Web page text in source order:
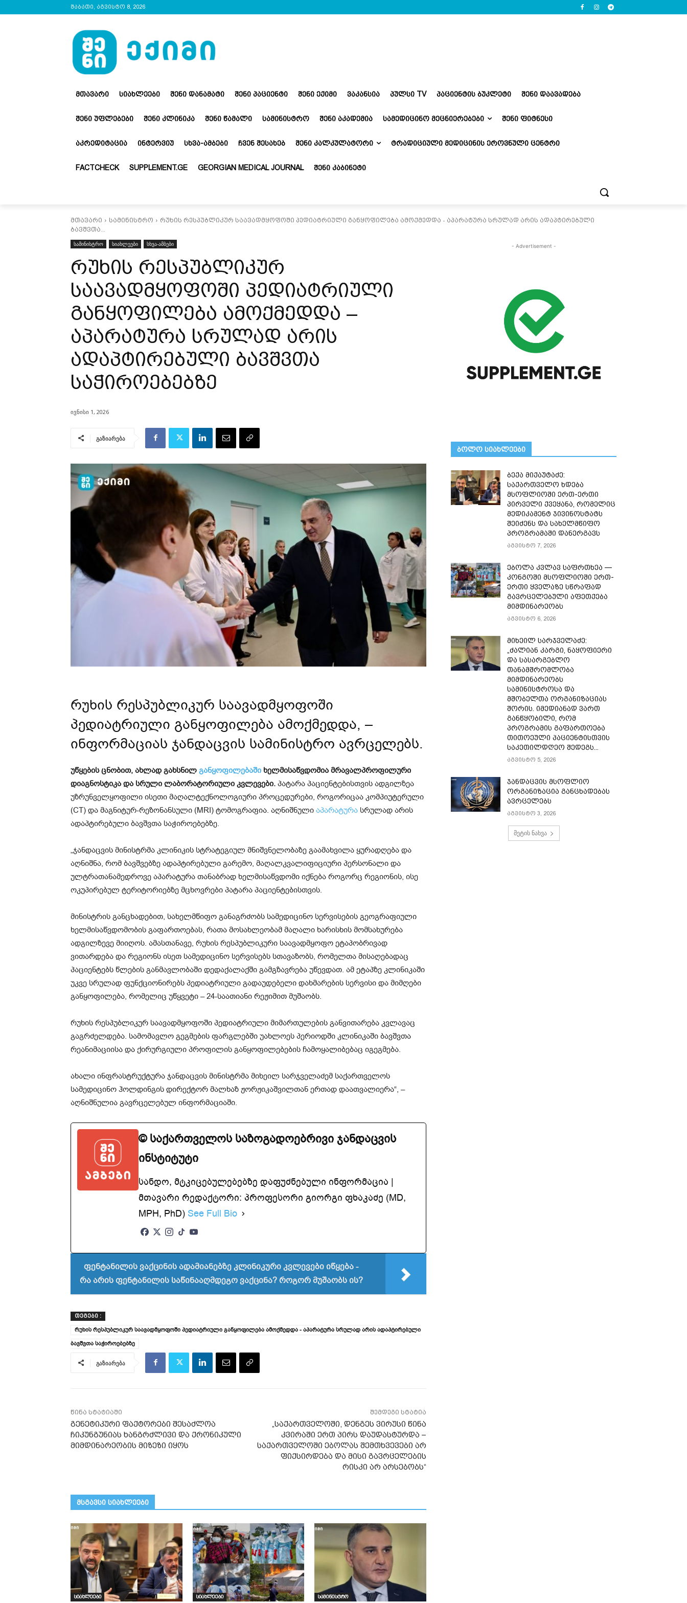
შაბათი, აგვისტო 8, 2026
ᲛᲗᲐᲕᲐᲠᲘ ᲡᲘᲐᲮᲚᲔᲔᲑᲘ ᲨᲔᲜᲘ ᲓᲐᲜᲐᲛᲐᲢᲘ ᲨᲔᲜᲘ ᲞᲐᲪᲘᲔᲜᲢᲘ ᲨᲔᲜᲘ ᲔᲥᲘᲛᲘ ᲕᲐᲙᲐᲜᲡᲘᲐ ᲞᲣᲚᲡᲘ TV ᲞᲐᲪᲘᲔᲜᲢᲘᲡ ᲑᲣᲙᲚᲔᲢᲘ ᲨᲔᲜᲘ ᲓᲐᲐᲕᲐᲓᲔᲑᲐ
ᲨᲔᲜᲘ ᲣᲤᲚᲔᲑᲔᲑᲘ ᲨᲔᲜᲘ ᲙᲚᲘᲜᲘᲙᲐ ᲨᲔᲜᲘ ᲬᲐᲛᲐᲚᲘ ᲡᲐᲛᲘᲜᲘᲡᲢᲠᲝ ᲨᲔᲜᲘ ᲐᲙᲐᲓᲔᲛᲘᲐ ᲡᲐᲛᲔᲓᲘᲪᲘᲜᲝ ᲛᲔᲪᲜᲘᲔᲠᲔᲑᲔᲑᲘ ᲨᲔᲜᲘ ᲤᲘᲢᲜᲔᲡᲘ
ᲐᲙᲠᲔᲓᲘᲢᲐᲪᲘᲐ ᲘᲜᲢᲔᲠᲕᲘᲣ ᲡᲮᲕᲐ-ᲐᲛᲑᲔᲑᲘ ᲩᲕᲔᲜ ᲨᲔᲡᲐᲮᲔᲑ ᲨᲔᲜᲘ ᲙᲐᲚᲙᲣᲚᲐᲢᲝᲠᲘ ᲢᲠᲐᲓᲘᲪᲘᲣᲚᲘ ᲛᲔᲓᲘᲪᲘᲜᲘᲡ ᲔᲠᲝᲕᲜᲣᲚᲘ ᲪᲔᲜᲢᲠᲘ
FACTCHECK SUPPLEMENT.GE GEORGIAN MEDICAL JOURNAL ᲨᲔᲜᲘ ᲙᲐᲑᲘᲜᲔᲢᲘ
მთავარი სამინისტრო
რუხის რესპუბლიკურ საავადმყოფოში პედიატრიული განყოფილება ამოქმედდა - აპარატურა სრულად არის ადაპტირებული
ბავშვთა...
სამინისტრო
სიახლეები სხვა-ამბები
რუხის რესპუბლიკურ
საავადმყოფოში პედიატრიული
განყოფილება ამოქმედდა –
აპარატურა სრულად არის
ადაპტირებული ბავშვთა
საჭიროებებზე
ივნისი 1, 2026
გაზიარება
რუხის რესპუბლიკურ საავადმყოფოში
პედიატრიული განყოფილება ამოქმედდა, –
ინფორმაციას ჯანდაცვის სამინისტრო ავრცელებს.
უწყების ცნობით, ახლად გახსნილ განყოფილებაში ხელმისაწვდომია მრავალპროფილური
დიაგნოსტიკა და სრული ლაბორატორიული კვლევები. პატარა პაციენტებისთვის ადგილზეა
უზრუნველყოფილი ისეთი მაღალტექნოლოგიური პროცედურები, როგორიცაა კომპიუტერული
(CT) და მაგნიტურ-რეზონანსული (MRI) ტომოგრაფია. აღნიშნული აპარატურა სრულად არის
ადაპტირებული ბავშვთა საჭიროებებზე.
„ჯანდაცვის მინისტრმა კლინიკის სტრატეგიულ მნიშვნელობაზე გაამახვილა ყურადღება და
აღნიშნა, რომ ბავშვებზე ადაპტირებული გარემო, მაღალკვალიფიციური პერსონალი და
ულტრათანამედროვე აპარატურა თანაბრად ხელმისაწვდომი იქნება როგორც რეგიონის, ისე
ოკუპირებულ ტერიტორიებზე მცხოვრები პატარა პაციენტებისთვის.
მინისტრის განცხადებით, სახელმწიფო განაგრძობს სამედიცინო სერვისების გეოგრაფიული
ხელმისაწვდომობის გაფართოებას, რათა მოსახლეობამ მაღალი ხარისხის მომსახურება
ადგილზევე მიიღოს. ამასთანავე, რუხის რესპუბლიკური საავადმყოფო ეტაპობრივად
ვითარდება და რეგიონს ისეთ სამედიცინო სერვისებს სთავაზობს, რომელთა მისაღებადაც
პაციენტებს წლების განმავლობაში დედაქალაქში გამგზავრება უწევდათ. ამ ეტაპზე კლინიკაში
უკვე სრულად ფუნქციონირებს პედიატრიული გადაუდებელი დახმარების სერვისი და მიმღები
განყოფილება, რომელიც უწყვეტი – 24-საათიანი რეჟიმით მუშაობს.
რუხის რესპუბლიკურ საავადმყოფოში პედიატრიული მიმართულების განვითარება კვლავაც
გაგრძელდება. სამომავლო გეგმების ფარგლებში უახლოეს პერიოდში კლინიკაში ბავშვთა
რეანიმაციისა და ქირურგიული პროფილის განყოფილებების ჩამოყალიბებაც იგეგმება.
ახალი ინფრასტრუქტურა ჯანდაცვის მინისტრმა მიხეილ სარჯველაძემ საქართველოს
სამედიცინო ჰოლდინგის დირექტორ მალხაზ ჟორჟიკაშვილთან ერთად დაათვალიერა“, –
აღნიშნულია გავრცელებულ ინფორმაციაში.
© საქართველოს საზოგადოებრივი ჯანდაცვის
ინსტიტუტი
სანდო, მტკიცებულებებზე დაფუძნებული ინფორმაცია |
მთავარი რედაქტორი: პროფესორი გიორგი ფხაკაძე (MD,
MPH, PhD) See Full Bio
ფენტანილის ვაქცინის ადამიანებზე კლინიკური კვლევები იწყება -
რა არის ფენტანილის საწინააღმდეგო ვაქცინა? როგორ მუშაობს ის?
ᲗᲔᲒᲔᲑᲘ :
რუხის რესპუბლიკურ საავადმყოფოში პედიატრიული განყოფილება ამოქმედდა - აპარატურა სრულად არის ადაპტირებული
ბავშვთა საჭიროებებზე
გაზიარება
წინა სტატიაში
გენეტიკური ფაქტორები შესაძლოა
ჩიკუნგუნიას ხანგრძლივი და ქრონიკული
მიმდინარეობის მიზეზი იყოს
შემდეგი სტატია
„საქართველოში, დენგეს ვირუსი წინა
კვირაში ერთ პირს დაუდასტურდა –
საქართველოში ებოლას შემთხვევები არ
ფიქსირდება და მისი გავრცელების
რისკი არ არსებობს“
მსგავსი სიახლეები
სიახლეები სიახლეები სამინისტრო
- Advertisement -
ᲑᲝᲚᲝ ᲡᲘᲐᲮᲚᲔᲔᲑᲘ
ბექა მიქაუტაძე:
საქართველო ხდება
მსოფლიოში ერთ-ერთი
პირველი ქვეყანა, რომელიც
მედიკამენტ ჯივინოსტატს
შეიძენს და სახელმწიფო
პროგრამაში დანერგავს
აგვისტო 7, 2026
ებოლა კვლავ საფრთხეა —
კონგოში მსოფლიოში ერთ-
ერთი ყველაზე სწრაფად
გავრცელებული აფეთქება
მიმდინარეობს
აგვისტო 6, 2026
მიხეილ სარჯველაძე:
„ძალიან კარგი, ნაყოფიერი
და სასარგებლო
თანამშრომლობა
მიმდინარეობს
სამინისტროსა და
მშობელთა ორგანიზაციას
შორის. იმედიანად ვართ
განწყობილი, რომ
პროგრამის გაფართოება
თითოეული პაციენტისთვის
საკეთილდღეო შედეგს...
აგვისტო 5, 2026
ჯანდაცვის მსოფლიო
ორგანიზაცია განცხადებას
ავრცელებს
აგვისტო 3, 2026
მეტის ნახვა